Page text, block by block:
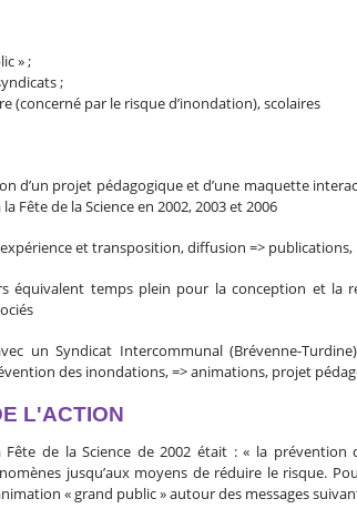
» ;
;
(concerné par le risque d’inondation), scolaires
d’un projet pédagogique et d’une maquette
Fête de la Science en 2002, 2003 et 2006
et transposition, diffusion =>
équivalent temps plein pour la conception et la
un Syndicat Intercommunal (Brévenne-
des inondations, => animations, projet
L'ACTION
de la Science de 2002 était : « la prévention
jusqu’aux moyens de réduire le risque.
« grand public » autour des messages